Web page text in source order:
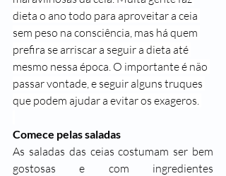
dieta o ano todo para aproveitar a ceia
sem peso na consciência, mas há quem
prefira se arriscar a seguir a dieta até
mesmo nessa época. O importante é não
passar vontade, e seguir alguns truques
que podem ajudar a evitar os exageros.
Comece pelas saladas
As saladas das ceias costumam ser bem
gostosas e com ingredientes